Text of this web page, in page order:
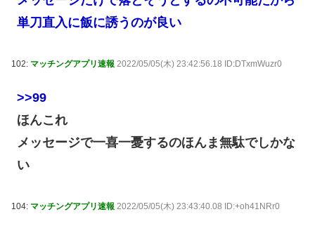
単刀直入に飯に誘うのが良い
102: マッチングアプリ速報 2022/05/05(木) 23:42:56.18 ID:DTxmWuzr0
>>99
ほんこれ
メッセージで一喜一憂するのほんま無駄でしかな
い
104: マッチングアプリ速報 2022/05/05(木) 23:43:40.08 ID:+oh41NRr0